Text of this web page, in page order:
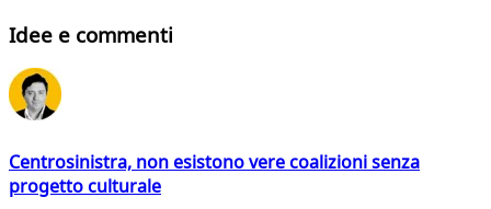
Idee e commenti
Centrosinistra, non esistono vere coalizioni senza
progetto culturale